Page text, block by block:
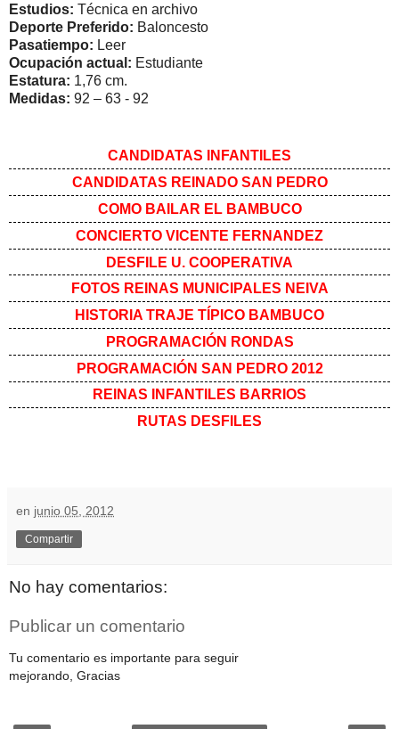
Estudios: Técnica en archivo
Deporte Preferido: Baloncesto
Pasatiempo: Leer
Ocupación actual: Estudiante
Estatura: 1,76 cm.
Medidas: 92 – 63 - 92
CANDIDATAS INFANTILES
CANDIDATAS REINADO SAN PEDRO
COMO BAILAR EL BAMBUCO
CONCIERTO VICENTE FERNANDEZ
DESFILE U. COOPERATIVA
FOTOS REINAS MUNICIPALES NEIVA
HISTORIA TRAJE TÍPICO BAMBUCO
PROGRAMACIÓN RONDAS
PROGRAMACIÓN SAN PEDRO 2012
REINAS INFANTILES BARRIOS
RUTAS DESFILES
en junio 05, 2012
Compartir
No hay comentarios:
Publicar un comentario
Tu comentario es importante para seguir
mejorando, Gracias